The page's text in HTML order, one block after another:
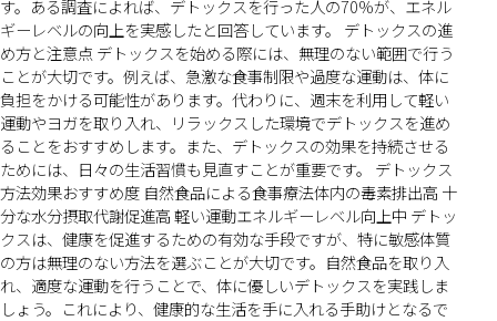
す。ある調査によれば、デトックスを行った人の70%が、エネル
ギーレベルの向上を実感したと回答しています。 デトックスの進
め方と注意点 デトックスを始める際には、無理のない範囲で行う
ことが大切です。例えば、急激な食事制限や過度な運動は、体に
負担をかける可能性があります。代わりに、週末を利用して軽い
運動やヨガを取り入れ、リラックスした環境でデトックスを進め
ることをおすすめします。また、デトックスの効果を持続させる
ためには、日々の生活習慣も見直すことが重要です。 デトックス
方法効果おすすめ度 自然食品による食事療法体内の毒素排出高 十
分な水分摂取代謝促進高 軽い運動エネルギーレベル向上中 デトッ
クスは、健康を促進するための有効な手段ですが、特に敏感体質
の方は無理のない方法を選ぶことが大切です。自然食品を取り入
れ、適度な運動を行うことで、体に優しいデトックスを実践しま
しょう。これにより、健康的な生活を手に入れる手助けとなるで